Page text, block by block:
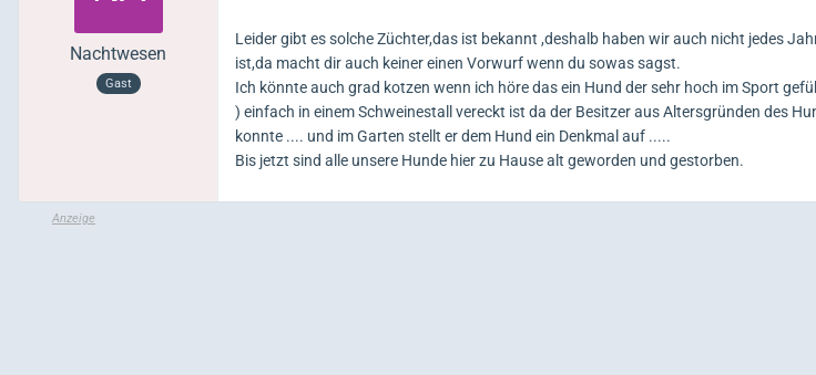
Nachtwesen
Gast
Leider gibt es solche Züchter,das ist bekannt ,deshalb haben wir auch nicht jedes
ist,da macht dir auch keiner einen Vorwurf wenn du sowas sagst.
Ich könnte auch grad kotzen wenn ich höre das ein Hund der sehr hoch im Sport
) einfach in einem Schweinestall vereckt ist da der Besitzer aus Altersgründen des
konnte .... und im Garten stellt er dem Hund ein Denkmal auf .....
Bis jetzt sind alle unsere Hunde hier zu Hause alt geworden und gestorben.